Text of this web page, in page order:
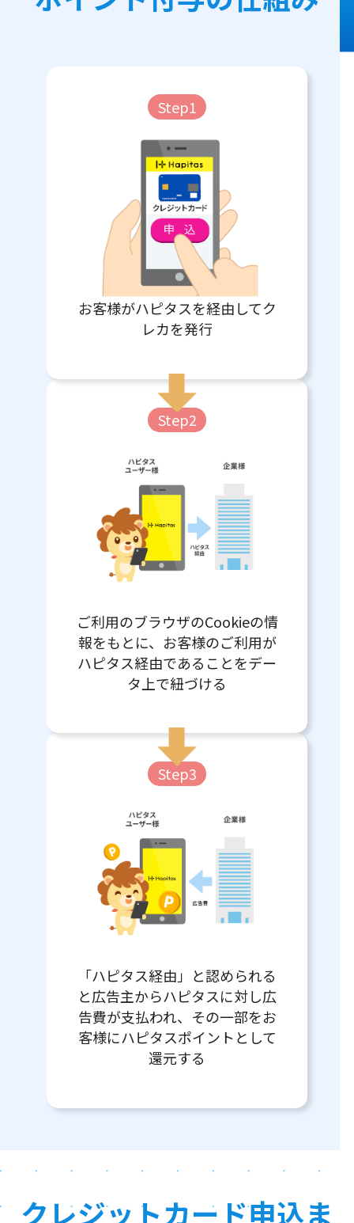
Step1
お客様がハピタスを経由してク
レカを発行
Step2
ご利用のブラウザのCookieの情
報をもとに、お客様のご利用が
ハピタス経由であることをデー
タ上で紐づける
Step3
「ハピタス経由」と認められる
と広告主からハピタスに対し広
告費が支払われ、その一部をお
客様にハピタスポイントとして
還元する
クレジットカード申込ま